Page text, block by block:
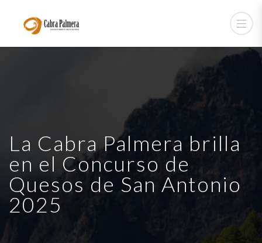
La Cabra Palmera brilla
en el Concurso de
Quesos de San Antonio
2025